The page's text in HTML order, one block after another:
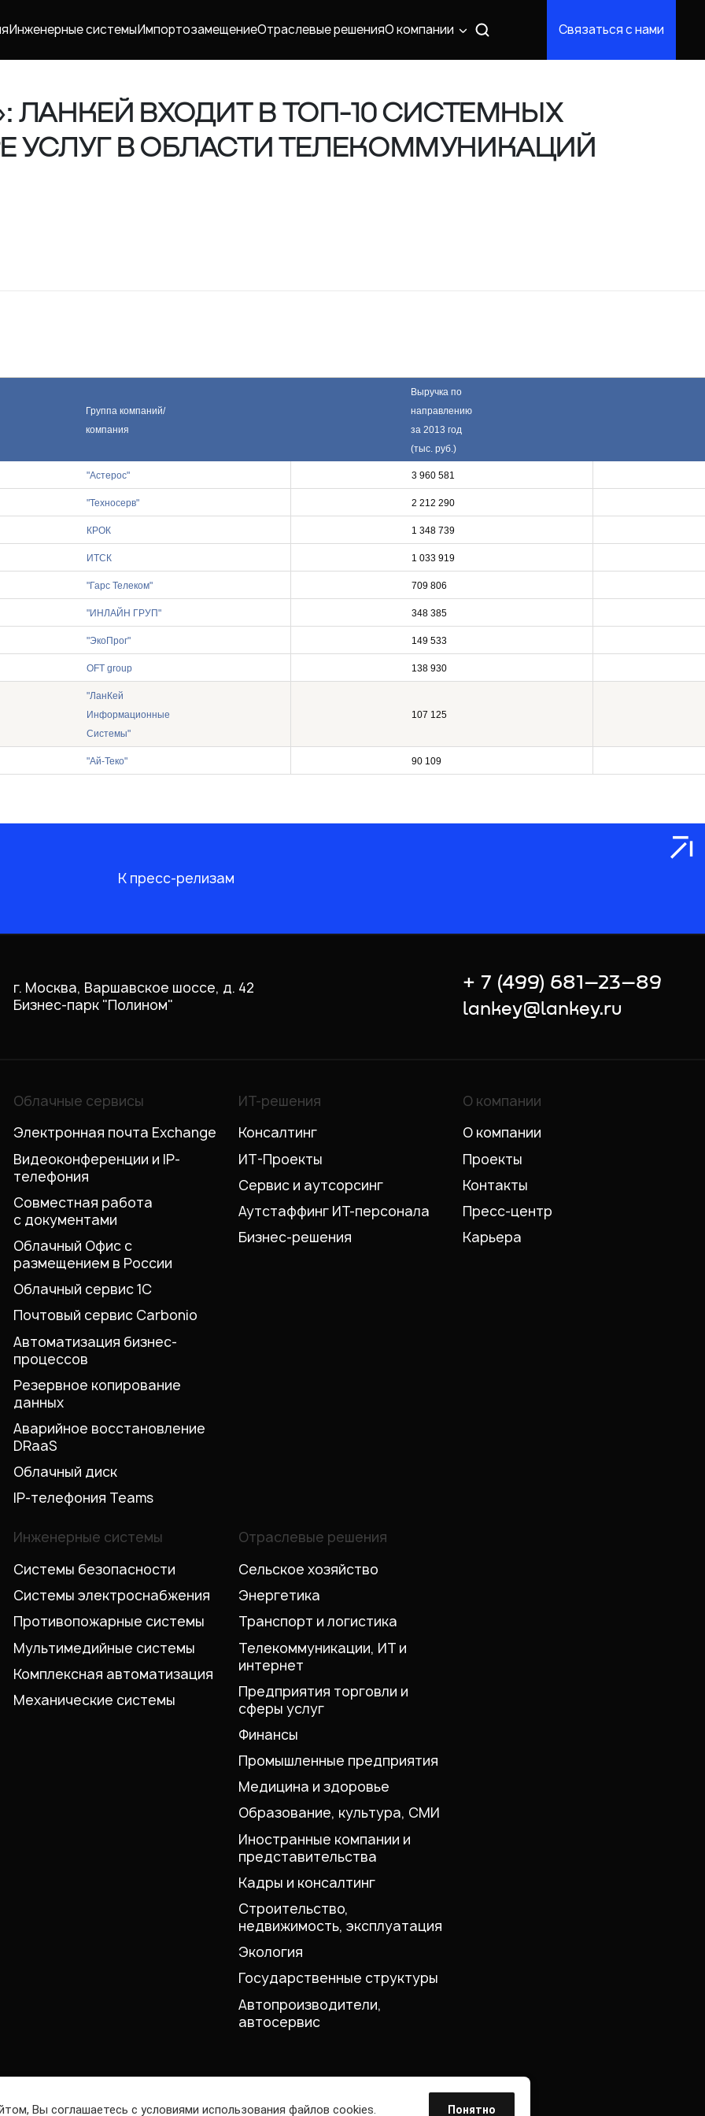
Инженерные системыИмпорто­замещениеОтраслевые решенияО компании Связаться с нами
ЛАНКЕЙ ВХОДИТ В ТОП-10 СИСТЕМНЫХ
УСЛУГ В ОБЛАСТИ ТЕЛЕКОММУНИКАЦИЙ
Группа компаний/
компания
Выручка по
направлению
за 2013 год
(тыс. руб.)
"Астерос" 3 960 581
"Техносерв" 2 212 290
КРОК 1 348 739
ИТСК 1 033 919
"Гарс Телеком" 709 806
"ИНЛАЙН ГРУП" 348 385
"ЭкоПрог" 149 533
OFT group 138 930
"ЛанКей
Информационные
Системы"
107 125
"Ай-Теко" 90 109
К пресс-релизам
г. Москва, Варшавское шоссе, д. 42
Бизнес-парк "Полином"
+ 7 (499) 681–23–89
lankey@lankey.ru
Облачные сервисы
Электронная почта Exchange
Видеоконференции и IP-
телефония
Совместная работа
с документами
Облачный Офис с
размещением в России
Облачный сервис 1С
Почтовый сервис Carbonio
Автоматизация бизнес-
процессов
Резервное копирование
данных
Аварийное восстановление
DRaaS
Облачный диск
IP-телефония Teams
ИТ-решения
Консалтинг
ИТ-Проекты
Сервис и аутсорсинг
Аутстаффинг ИТ-персонала
Бизнес-решения
О компании
О компании
Проекты
Контакты
Пресс-центр
Карьера
Отраслевые решения
Сельское хозяйство
Энергетика
Транспорт и логистика
Телекоммуникации, ИТ и
интернет
Предприятия торговли и
сферы услуг
Финансы
Промышленные предприятия
Медицина и здоровье
Образование, культура, СМИ
Иностранные компании и
представительства
Кадры и консалтинг
Строительство,
недвижимость, эксплуатация
Экология
Государственные структуры
Автопроизводители,
автосервис
Инженерные системы
Системы безопасности
Системы электроснабжения
Противопожарные системы
Мультимедийные системы
Комплексная автоматизация
Механические системы
Вы соглашаетесь с условиями использования файлов cookies. Понятно